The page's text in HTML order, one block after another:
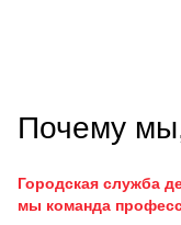
Почему
Городская служба
мы команда